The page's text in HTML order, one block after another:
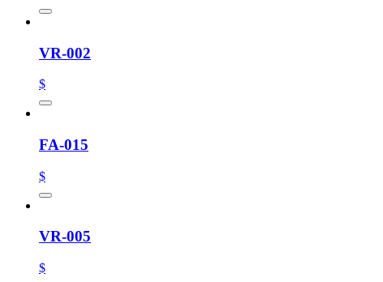
VR-002
$
FA-015
$
VR-005
$